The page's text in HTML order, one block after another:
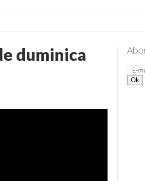
spre desăvârșire. Gând de duminică
Guvernul, dat în judecată pentru
duminica